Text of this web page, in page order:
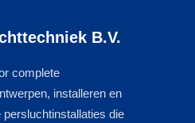
B.V.
complete
installeren en
die